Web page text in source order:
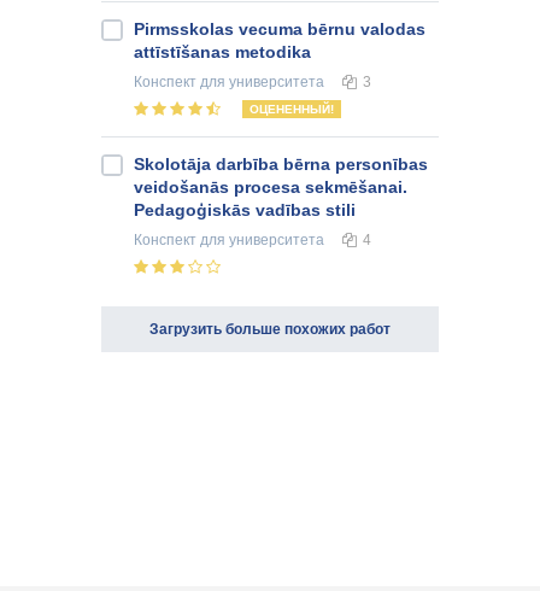
Pirmsskolas vecuma bērnu valodas
attīstīšanas metodika
Конспект для университета 3
ОЦЕНЕННЫЙ!
Skolotāja darbība bērna personības
veidošanās procesa sekmēšanai.
Pedagoģiskās vadības stili
Конспект для университета 4
Загрузить больше похожих работ